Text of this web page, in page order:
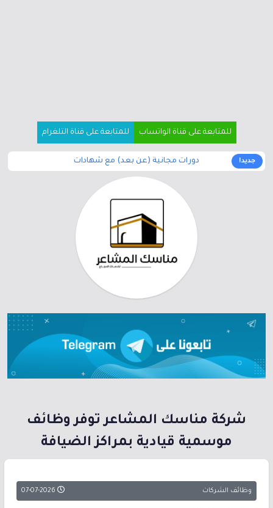
للمتابعة على قناة الواتساب للمتابعة على قناة التلغرام
جديد! دورات مجانية (عن بعد) مع شهادات
شركة مناسك المشاعر توفر وظائف
موسمية قيادية بمراكز الضيافة
وظائف الشركات 07-07-2026